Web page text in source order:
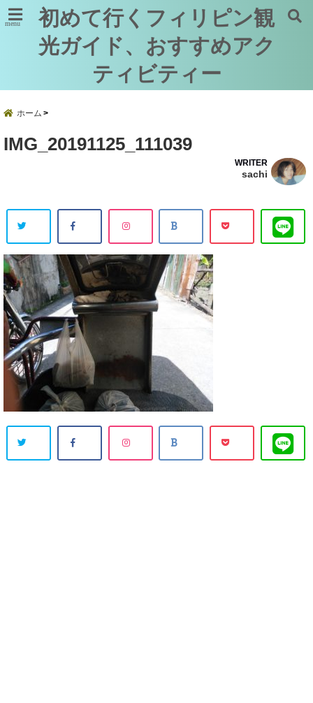
menu
初めて行くフィリピン観
光ガイド、おすすめアク
ティビティー
ホーム
IMG_20191125_111039
WRITER
sachi